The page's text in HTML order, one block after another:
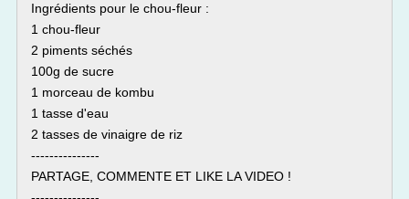
Ingrédients pour le chou-fleur :
1 chou-fleur
2 piments séchés
100g de sucre
1 morceau de kombu
1 tasse d'eau
2 tasses de vinaigre de riz
---------------
PARTAGE, COMMENTE ET LIKE LA VIDEO !